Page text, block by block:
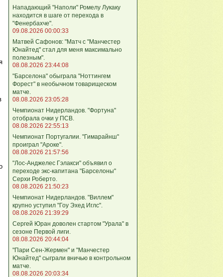
Нападающий "Наполи" Ромелу Лукаку
находится в шаге от перехода в
"Фенербахче".
09.08.2026 00:00:33
Матвей Сафонов: "Матч с "Манчестер
Юнайтед" стал для меня максимально
полезным".
08.08.2026 23:44:08
"Барселона" обыграла "Ноттингем
Форест" в необычном товарищеском
матче.
08.08.2026 23:05:28
Чемпионат Нидерландов. "Фортуна"
отобрала очки у ПСВ.
08.08.2026 22:55:13
Чемпионат Португалии. "Гимарайнш"
проиграл "Ароке".
08.08.2026 21:57:56
"Лос-Анджелес Гэлакси" объявил о
переходе экс-капитана "Барселоны"
Серхи Роберто.
08.08.2026 21:50:23
Чемпионат Нидерландов. "Виллем"
крупно уступил "Гоу Эхед Иглс".
08.08.2026 21:39:29
Сергей Юран доволен стартом "Урала" в
сезоне Первой лиги.
08.08.2026 20:44:04
"Пари Сен-Жермен" и "Манчестер
Юнайтед" сыграли вничью в контрольном
матче.
08.08.2026 20:03:34